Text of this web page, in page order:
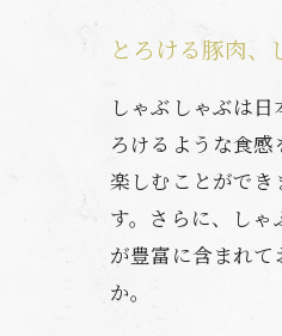
とろける豚肉
しゃぶしゃぶは
ろけるような食
楽しむことがで
す。さらに、し
が豊富に含まれ
か。